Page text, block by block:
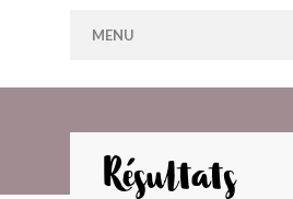
MENU
Résultats